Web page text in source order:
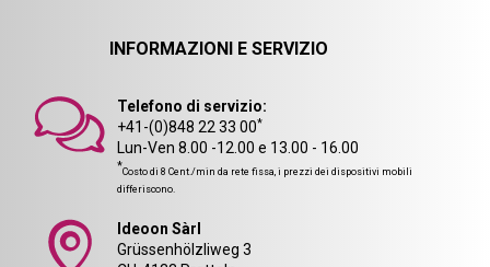
INFORMAZIONI E SERVIZIO
Telefono di servizio:
+41-(0)848 22 33 00*
Lun-Ven 8.00 -12.00 e 13.00 - 16.00
*Costo di 8 Cent./min da rete fissa, i prezzi dei dispositivi mobili
differiscono.
Ideoon Sàrl
Grüssenhölzliweg 3